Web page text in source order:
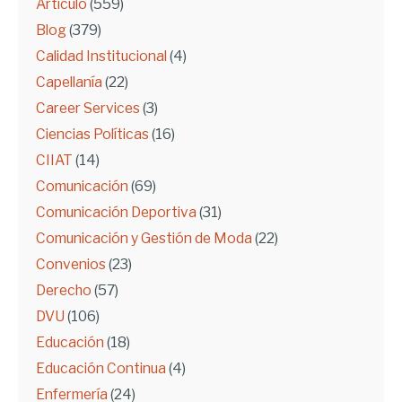
Artículo (559)
Blog(379)
Calidad Institucional (4)
Capellanía (22)
Career Services (3)
Ciencias Políticas (16)
CIIAT (14)
Comunicación (69)
Comunicación Deportiva (31)
Comunicación y Gestión de Moda (22)
Convenios (23)
Derecho (57)
DVU (106)
Educación (18)
Educación Continua (4)
Enfermería (24)